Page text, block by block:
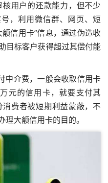
用户的还款能力，但不少
，利用微信群、网页、短
信用卡”信息，通过伪造收
目标客户获得超过其偿付能
中介费，一般会收取信用卡
元的信用卡，就要支付其
费者被短期利益蒙蔽，不
大额信用卡的目的。